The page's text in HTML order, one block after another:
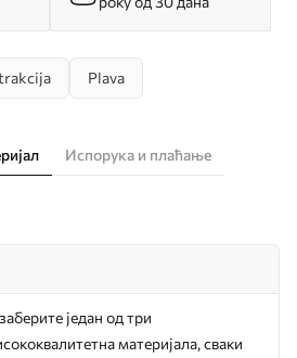
Plava
Испорука и плаћање
један од три
материјала, сваки